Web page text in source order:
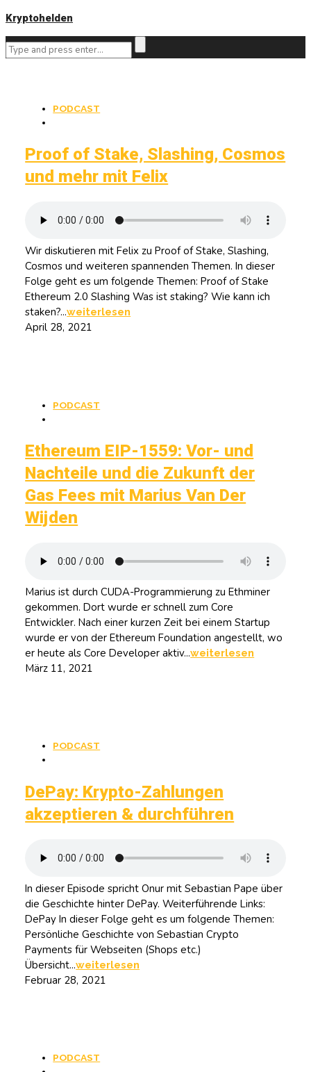
Kryptohelden
PODCAST
Proof of Stake, Slashing, Cosmos
und mehr mit Felix
Wir diskutieren mit Felix zu Proof of Stake, Slashing,
Cosmos und weiteren spannenden Themen. In dieser
Folge geht es um folgende Themen: Proof of Stake
Ethereum 2.0 Slashing Was ist staking? Wie kann ich
staken?...weiterlesen
April 28, 2021
PODCAST
Ethereum EIP-1559: Vor- und
Nachteile und die Zukunft der
Gas Fees mit Marius Van Der
Wijden
Marius ist durch CUDA-Programmierung zu Ethminer
gekommen. Dort wurde er schnell zum Core
Entwickler. Nach einer kurzen Zeit bei einem Startup
wurde er von der Ethereum Foundation angestellt, wo
er heute als Core Developer aktiv...weiterlesen
März 11, 2021
PODCAST
DePay: Krypto-Zahlungen
akzeptieren & durchführen
In dieser Episode spricht Onur mit Sebastian Pape über
die Geschichte hinter DePay. Weiterführende Links:
DePay In dieser Folge geht es um folgende Themen:
Persönliche Geschichte von Sebastian Crypto
Payments für Webseiten (Shops etc.)
Übersicht...weiterlesen
Februar 28, 2021
PODCAST